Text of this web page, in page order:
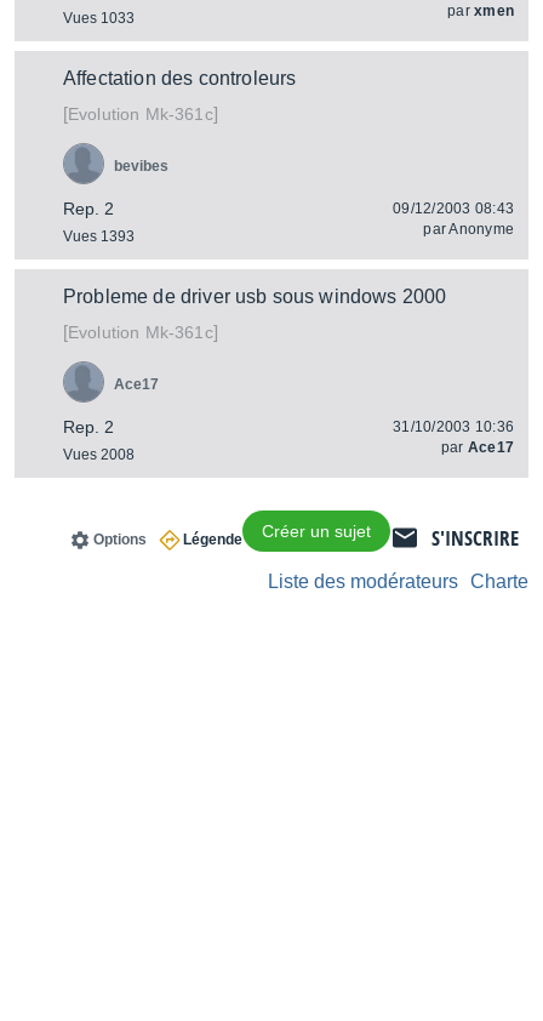
Vues 1033
parxmen
Affectation des controleurs
[Evolution Mk-361c]
Rep. 2
Vues 1393
bevibes
09/12/2003 08:43
parAnonyme
Probleme de driver usb sous windows 2000
[Evolution Mk-361c]
Rep. 2
Vues 2008
Ace17
31/10/2003 10:36
par Ace17
S'INSCRIRE
Créer un sujet
Légende
Options
Charte
Liste des modérateurs